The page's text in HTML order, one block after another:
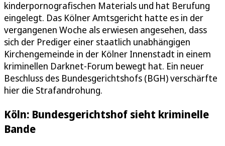
kinderpornografischen Materials und hat Berufung
eingelegt. Das Kölner Amtsgericht hatte es in der
vergangenen Woche als erwiesen angesehen, dass
sich der Prediger einer staatlich unabhängigen
Kirchengemeinde in der Kölner Innenstadt in einem
kriminellen Darknet-Forum bewegt hat. Ein neuer
Beschluss des Bundesgerichtshofs (BGH) verschärfte
hier die Strafandrohung.
Köln: Bundesgerichtshof sieht kriminelle
Bande